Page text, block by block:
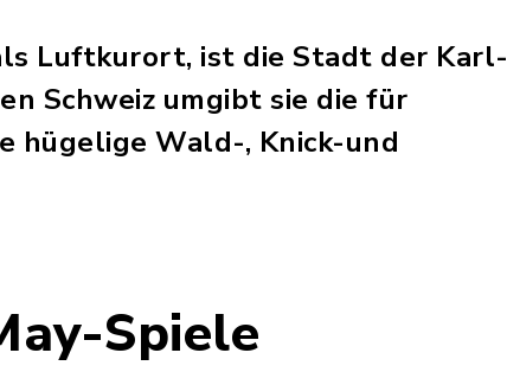
Luftkurort, ist die Stadt der Karl-
Schweiz umgibt sie die für
hügelige Wald-, Knick-und
Spiele